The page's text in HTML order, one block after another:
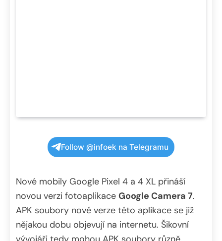
Follow @infoek na Telegramu
Nové mobily Google Pixel 4 a 4 XL přináší
novou verzi fotoaplikace Google Camera 7.
APK soubory nové verze této aplikace se již
nějakou dobu objevují na internetu. Šikovní